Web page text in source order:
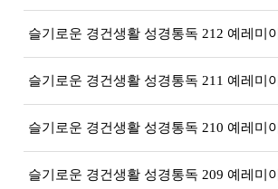
슬기로운 경건생활 성경통독 212 예레미
슬기로운 경건생활 성경통독 211 예레미
슬기로운 경건생활 성경통독 210 예레미
슬기로운 경건생활 성경통독 209 예레미